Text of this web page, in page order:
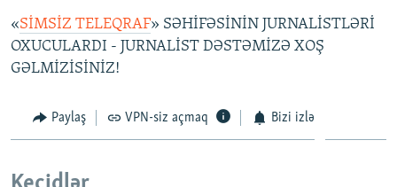
«SİMSİZ TELEQRAF» SƏHİFƏSİNİN JURNALİSTLƏRİ
OXUCULARDI - JURNALİST DƏSTƏMİZƏ XOŞ
GƏLMİZİSİNİZ!
Paylaş VPN-siz açmaq Bizi izlə